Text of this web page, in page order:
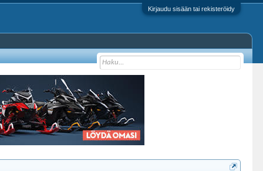
Kirjaudu sisään tai rekisteröidy